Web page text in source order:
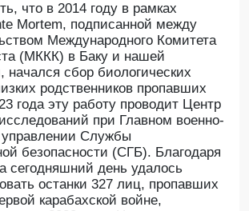
что в 2014 году в рамках
Mortem, подписанной между
Международного Комитета
(МККК) в Баку и нашей
начался сбор биологических
родственников пропавших
года эту работу проводит Центр
при Главном военно-
Службы
безопасности (СГБ). Благодаря
сегодняшний день удалось
останки 327 лиц, пропавших
карабахской войне,